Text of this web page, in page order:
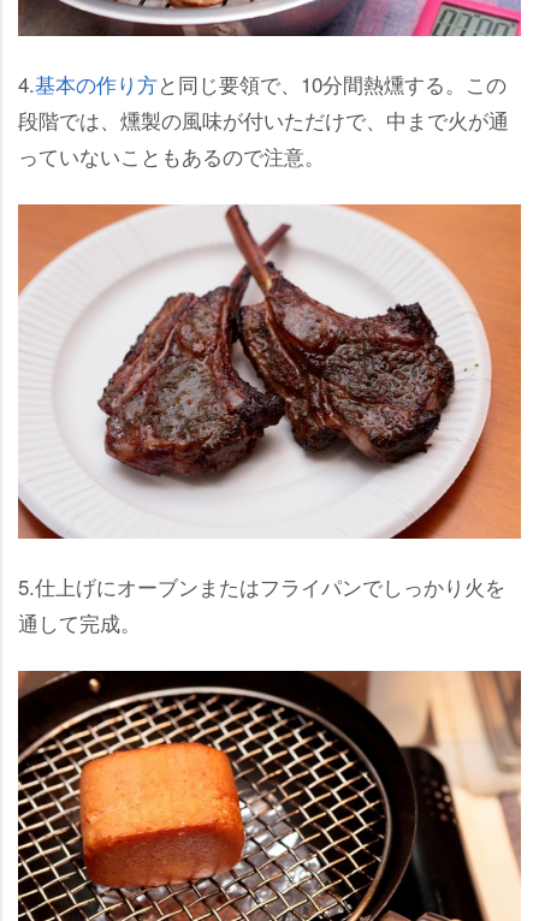
4.基本の作り方と同じ要領で、10分間熱燻する。この
段階では、燻製の風味が付いただけで、中まで火が通
っていないこともあるので注意。
5.仕上げにオーブンまたはフライパンでしっかり火を
通して完成。